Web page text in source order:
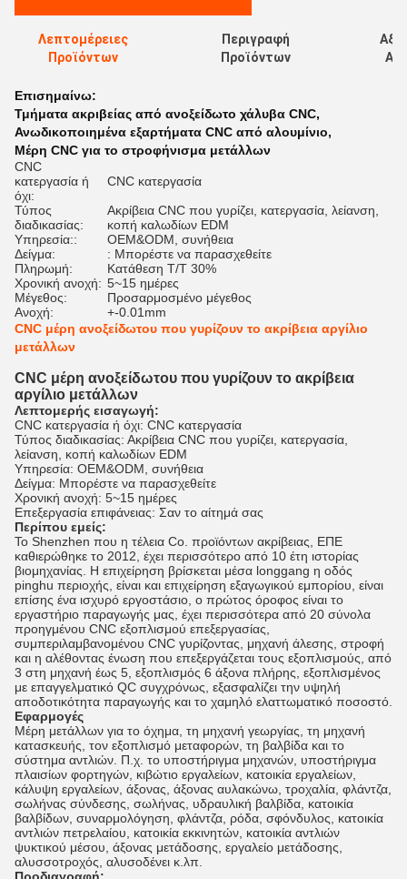
Λεπτομέρειες
Προϊόντων
Περιγραφή
Προϊόντων
Επισημαίνω:
Τμήματα ακριβείας από ανοξείδωτο χάλυβα CNC,
Ανωδικοποιημένα εξαρτήματα CNC από αλουμίνιο,
Μέρη CNC για το στροφήνισμα μετάλλων
CNC
κατεργασία ή
όχι:
CNC κατεργασία
Τύπος
διαδικασίας:
Ακρίβεια CNC που γυρίζει, κατεργασία, λείανση,
κοπή καλωδίων EDM
Υπηρεσία::
OEM&ODM, συνήθεια
Δείγμα:
: Μπορέστε να παρασχεθείτε
Πληρωμή:
Κατάθεση T/T 30%
Χρονική ανοχή: 5~15 ημέρες
Μέγεθος:
Προσαρμοσμένο μέγεθος
Ανοχή:
+-0.01mm
CNC μέρη ανοξείδωτου που γυρίζουν το ακρίβεια αργίλιο
μετάλλων
CNC μέρη ανοξείδωτου που γυρίζουν το ακρίβεια
αργίλιο μετάλλων
Λεπτομερής εισαγωγή:
CNC κατεργασία ή όχι: CNC κατεργασία
Τύπος διαδικασίας: Ακρίβεια CNC που γυρίζει, κατεργασία,
λείανση, κοπή καλωδίων EDM
Υπηρεσία: OEM&ODM, συνήθεια
Δείγμα: Μπορέστε να παρασχεθείτε
Χρονική ανοχή: 5~15 ημέρες
Επεξεργασία επιφάνειας: Σαν το αίτημά σας
Περίπου εμείς:
Το Shenzhen που η τέλεια Co. προϊόντων ακρίβειας, ΕΠΕ
καθιερώθηκε το 2012, έχει περισσότερο από 10 έτη ιστορίας
βιομηχανίας. Η επιχείρηση βρίσκεται μέσα longgang η οδός
pinghu περιοχής, είναι και επιχείρηση εξαγωγικού εμπορίου, είναι
επίσης ένα ισχυρό εργοστάσιο, ο πρώτος όροφος είναι το
εργαστήριο παραγωγής μας, έχει περισσότερα από 20 σύνολα
προηγμένου CNC εξοπλισμού επεξεργασίας,
συμπεριλαμβανομένου CNC γυρίζοντας, μηχανή άλεσης, στροφή
και η αλέθοντας ένωση που επεξεργάζεται τους εξοπλισμούς, από
3 στη μηχανή έως 5, εξοπλισμός 6 άξονα πλήρης, εξοπλισμένος
με επαγγελματικό QC συγχρόνως, εξασφαλίζει την υψηλή
αποδοτικότητα παραγωγής και το χαμηλό ελαττωματικό ποσοστό.
Εφαρμογές
Μέρη μετάλλων για το όχημα, τη μηχανή γεωργίας, τη μηχανή
κατασκευής, τον εξοπλισμό μεταφορών, τη βαλβίδα και το
σύστημα αντλιών. Π.χ. το υποστήριγμα μηχανών, υποστήριγμα
πλαισίων φορτηγών, κιβώτιο εργαλείων, κατοικία εργαλείων,
κάλυψη εργαλείων, άξονας, άξονας αυλακώνω, τροχαλία, φλάντζα,
σωλήνας σύνδεσης, σωλήνας, υδραυλική βαλβίδα, κατοικία
βαλβίδων, συναρμολόγηση, φλάντζα, ρόδα, σφόνδυλος, κατοικία
αντλιών πετρελαίου, κατοικία εκκινητών, κατοικία αντλιών
ψυκτικού μέσου, άξονας μετάδοσης, εργαλείο μετάδοσης,
αλυσσοτροχός, αλυσοδένει κ.λπ.